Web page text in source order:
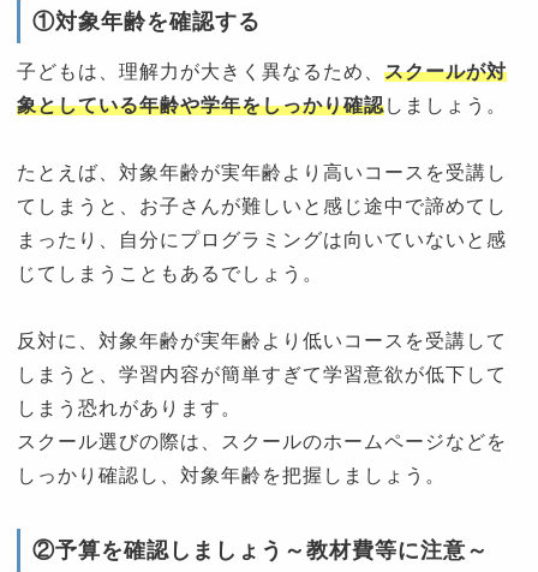
①対象年齢を確認する
子どもは、理解力が大きく異なるため、 スクールが対
象としている年齢や学年をしっかり確認しましょう。
たとえば、対象年齢が実年齢より高いコースを受講し
てしまうと、お子さんが難しいと感じ途中で諦めてし
まったり、自分にプログラミングは向いていないと感
じてしまうこともあるでしょう。
反対に、対象年齢が実年齢より低いコースを受講して
しまうと、学習内容が簡単すぎて学習意欲が低下して
しまう恐れがあります。
スクール選びの際は、スクールのホームページなどを
しっかり確認し、対象年齢を把握しましょう。
②予算を確認しましょう～教材費等に注意～